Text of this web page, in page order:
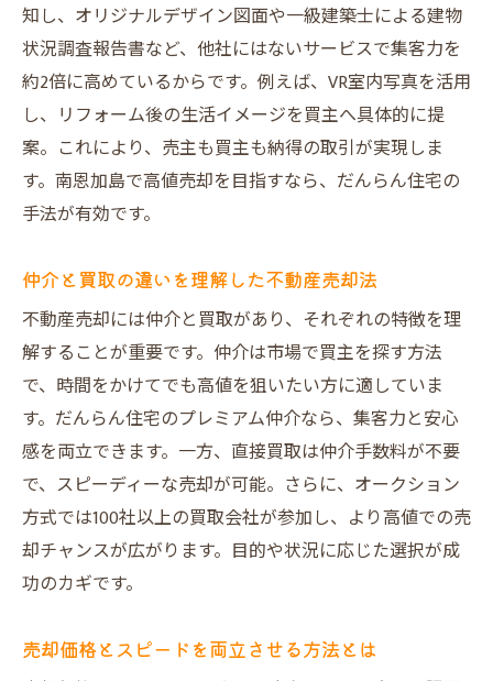
知し、オリジナルデザイン図面や一級建築士による建物
状況調査報告書など、他社にはないサービスで集客力を
約2倍に高めているからです。例えば、VR室内写真を活用
し、リフォーム後の生活イメージを買主へ具体的に提
案。これにより、売主も買主も納得の取引が実現しま
す。南恩加島で高値売却を目指すなら、だんらん住宅の
手法が有効です。
仲介と買取の違いを理解した不動産売却法
不動産売却には仲介と買取があり、それぞれの特徴を理
解することが重要です。仲介は市場で買主を探す方法
で、時間をかけてでも高値を狙いたい方に適していま
す。だんらん住宅のプレミアム仲介なら、集客力と安心
感を両立できます。一方、直接買取は仲介手数料が不要
で、スピーディーな売却が可能。さらに、オークション
方式では100社以上の買取会社が参加し、より高値での売
却チャンスが広がります。目的や状況に応じた選択が成
功のカギです。
売却価格とスピードを両立させる方法とは